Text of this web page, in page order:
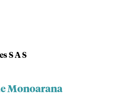
S A S
Monoarana